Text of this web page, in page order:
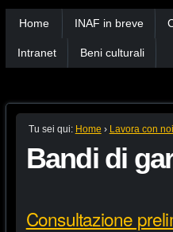
Home INAF in breve
Intranet Beni culturali
Tu sei qui: Home › Lavora con noi
Bandi di
Consultazione